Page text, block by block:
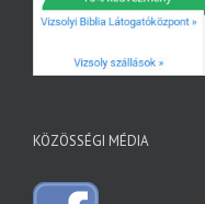
KÖZÖSSÉGI MÉDIA